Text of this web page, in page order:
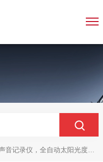
牛奶分析仪，牛奶体细胞测定仪，质构仪，高胶强度测定仪